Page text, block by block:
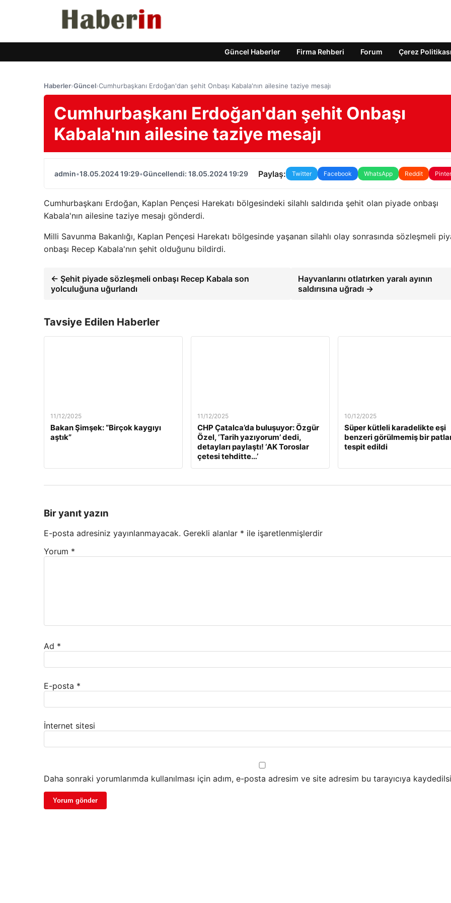
Güncel Haberler Firma Rehberi Forum Çerez Politikası
Haberler›Güncel›Cumhurbaşkanı Erdoğan'dan şehit Onbaşı Kabala'nın ailesine taziye mesajı
Cumhurbaşkanı Erdoğan'dan şehit Onbaşı
Kabala'nın ailesine taziye mesajı
admin•18.05.2024 19:29•Güncellendi: 18.05.2024 19:29 Paylaş: Twitter Facebook WhatsApp Reddit
Cumhurbaşkanı Erdoğan, Kaplan Pençesi Harekatı bölgesindeki silahlı saldırıda şehit olan piyade onbaşı
Kabala'nın ailesine taziye mesajı gönderdi.
Milli Savunma Bakanlığı, Kaplan Pençesi Harekatı bölgesinde yaşanan silahlı olay sonrasında sözleşmeli
onbaşı Recep Kabala'nın şehit olduğunu bildirdi.
← Şehit piyade sözleşmeli onbaşı Recep Kabala son
yolculuğuna uğurlandı
Hayvanlarını otlatırken yaralı ayının
saldırısına uğradı →
Tavsiye Edilen Haberler
11/12/2025
Bakan Şimşek: “Birçok kaygıyı
aştık”
11/12/2025
CHP Çatalca’da buluşuyor: Özgür
Özel, ‘Tarih yazıyorum’ dedi,
detayları paylaştı! ‘AK Toroslar
çetesi tehditte…’
10/12/2025
Süper kütleli karadelikte eşi
benzeri görülmemiş bir
tespit edildi
Bir yanıt yazın
E-posta adresiniz yayınlanmayacak. Gerekli alanlar * ile işaretlenmişlerdir
Yorum *
Ad *
E-posta *
İnternet sitesi
Daha sonraki yorumlarımda kullanılması için adım, e-posta adresim ve site adresim bu tarayıcıya